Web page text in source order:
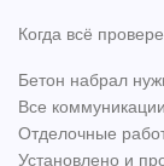
Когда всё
Бетон набрал
Все
Отделочные
Установлено и